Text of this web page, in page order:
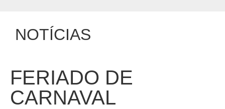
NOTÍCIAS
FERIADO DE
CARNAVAL